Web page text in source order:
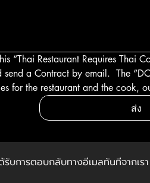
“Thai Restaurant Requires Thai
a Contract by email.  The
for the restaurant and the cook,
ส่ง
รับการตอบกลับทางอีเมลทันทีจากเ